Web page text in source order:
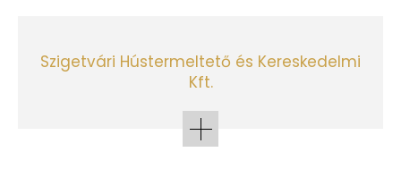
Szigetvári Hústermeltető és Kereskedelmi
Kft.